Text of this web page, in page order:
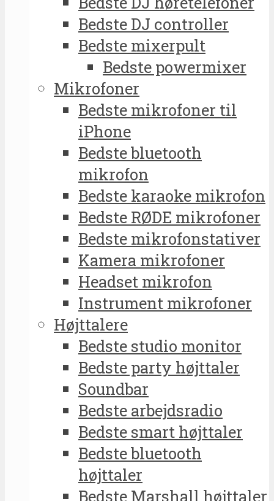
Bedste DJ controller
Bedste mixerpult
Bedste powermixer
Mikrofoner
Bedste mikrofoner til
iPhone
Bedste bluetooth
mikrofon
Bedste karaoke mikrofon
Bedste RØDE mikrofoner
Bedste mikrofonstativer
Kamera mikrofoner
Headset mikrofon
Instrument mikrofoner
Højttalere
Bedste studio monitor
Bedste party højttaler
Soundbar
Bedste arbejdsradio
Bedste smart højttaler
Bedste bluetooth
højttaler
Bedste Marshall højttaler